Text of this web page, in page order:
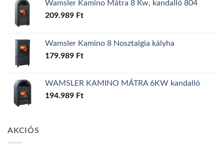
Wamsler Kamino Mátra 8 Kw, kandalló 804
209.989 Ft
Wamsler Kamino 8 Nosztalgia kályha
179.989 Ft
WAMSLER KAMINO MÁTRA 6KW kandalló
194.989 Ft
AKCIÓS